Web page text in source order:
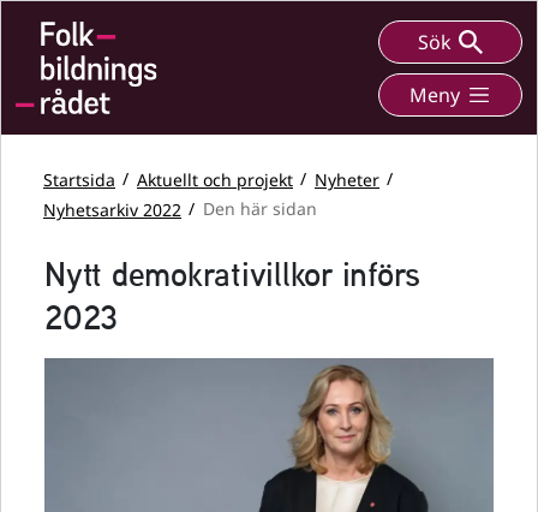
Sök
Meny
Startsida Aktuellt och projekt
Nyheter
Nyhetsarkiv 2022
Den här sidan
Nytt demokrativillkor införs
2023